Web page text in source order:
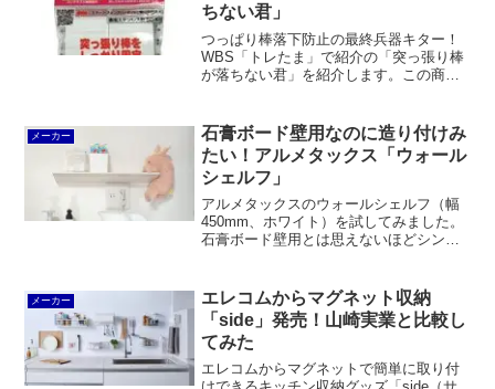
ちない君」
つっぱり棒落下防止の最終兵器キター！
WBS「トレたま」で紹介の「突っ張り棒
が落ちない君」を紹介します。この商品
わけです。外しても壁にほとんどキズが
残りません。
メーカー
石膏ボード壁用なのに造り付けみ
たい！アルメタックス「ウォール
シェルフ」
アルメタックスのウォールシェルフ（幅
450mm、ホワイト）を試してみました。
石膏ボード壁用とは思えないほどシンプ
め金具を使うという点も心躍ります。価
格は決して安くないですがそれに見合う
満足感が得られることでしょう。
メーカー
エレコムからマグネット収納
「side」発売！山崎実業と比較し
てみた
エレコムからマグネットで簡単に取り付